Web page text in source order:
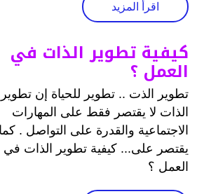
اقرأ المزيد
كيفية تطوير الذات في
العمل ؟
تطوير الذت .. تطوير للحياة إن تطوير
الذات لا يقتصر فقط على المهارات
الاجتماعية والقدرة على التواصل . كما
يقتصر على... كيفية تطوير الذات في
العمل ؟